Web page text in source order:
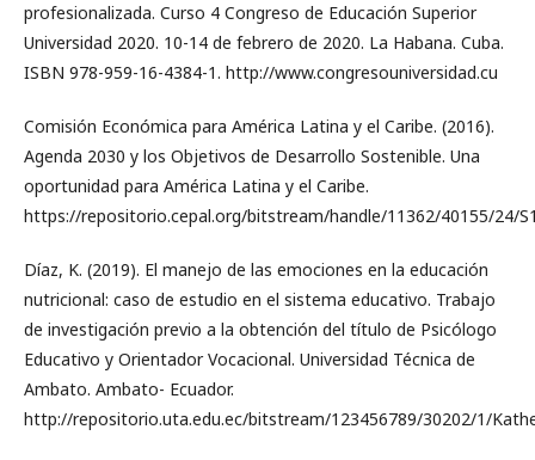
profesionalizada. Curso 4 Congreso de Educación Superior
Universidad 2020. 10-14 de febrero de 2020. La Habana. Cuba.
ISBN 978-959-16-4384-1. http://www.congresouniversidad.cu
Comisión Económica para América Latina y el Caribe. (2016).
Agenda 2030 y los Objetivos de Desarrollo Sostenible. Una
oportunidad para América Latina y el Caribe.
https://repositorio.cepal.org/bitstream/handle/11362/40155/24/
Díaz, K. (2019). El manejo de las emociones en la educación
nutricional: caso de estudio en el sistema educativo. Trabajo
de investigación previo a la obtención del título de Psicólogo
Educativo y Orientador Vocacional. Universidad Técnica de
Ambato. Ambato- Ecuador.
http://repositorio.uta.edu.ec/bitstream/123456789/30202/1/